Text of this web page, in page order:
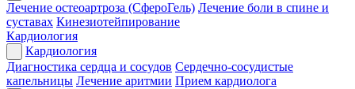
Лечение остеоартроза (СфероГель) Лечение боли в спине и
суставах Кинезиотейпирование
Кардиология
Кардиология
Диагностика сердца и сосудов Сердечно-сосудистые
капельницы Лечение аритмии Прием кардиолога